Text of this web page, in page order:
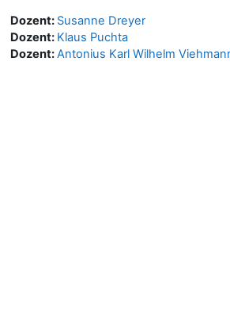
Dozent: Susanne Dreyer
Dozent: Klaus Puchta
Dozent:Antonius Karl Wilhelm